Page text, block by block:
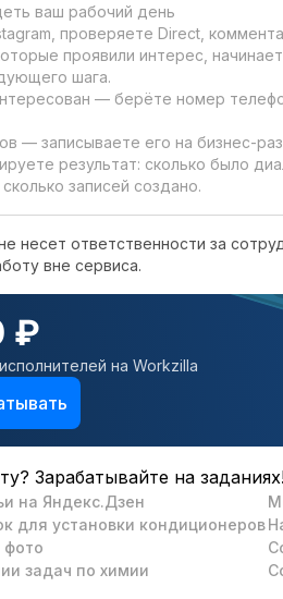
ваш рабочий день
проверяете Direct,
проявили интерес,
шага.
— берёте номер
— записываете его на бизнес-
результат: сколько было
записей создано.
несет ответственности за
вне сервиса.
₽
на Workzilla
Зарабатывайте на
на Яндекс.Дзен
для установки кондиционеров
фото
задач по химии